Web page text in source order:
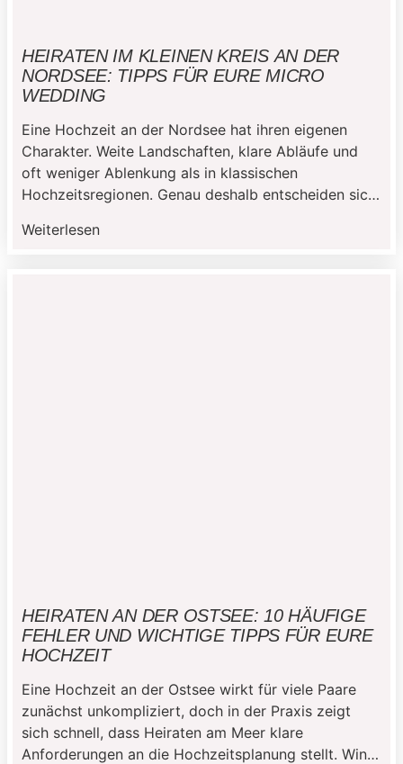
HEIRATEN IM KLEINEN KREIS AN DER
NORDSEE: TIPPS FÜR EURE MICRO
WEDDING
Eine Hochzeit an der Nordsee hat ihren eigenen
Charakter. Weite Landschaften, klare Abläufe und
oft weniger Ablenkung als in klassischen
Hochzeitsregionen. Genau deshalb entscheiden sich
heiraten. Eine Micro Wedding passt hier besonders
Weiterlesen
HEIRATEN AN DER OSTSEE: 10 HÄUFIGE
FEHLER UND WICHTIGE TIPPS FÜR EURE
HOCHZEIT
Eine Hochzeit an der Ostsee wirkt für viele Paare
zunächst unkompliziert, doch in der Praxis zeigt
sich schnell, dass Heiraten am Meer klare
Anforderungen an die Hochzeitsplanung stellt. Wind,